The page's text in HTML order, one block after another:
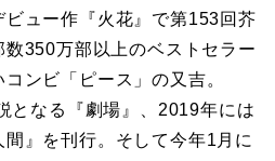
ュー作『火花』で第153回芥
数350万部以上のベストセラー
ンビ「ピース」の又吉。
となる『劇場』、2019年には
』を刊行。そして今年1月に